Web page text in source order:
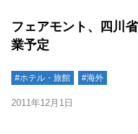
フェアモント、四川
業予定
#ホテル・旅館 #海外
2011年12月1日